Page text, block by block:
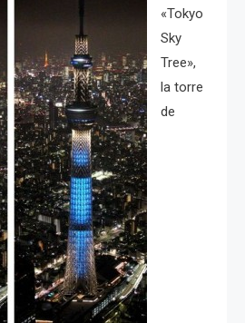
«Tokyo
Sky
Tree»,
la torre
de